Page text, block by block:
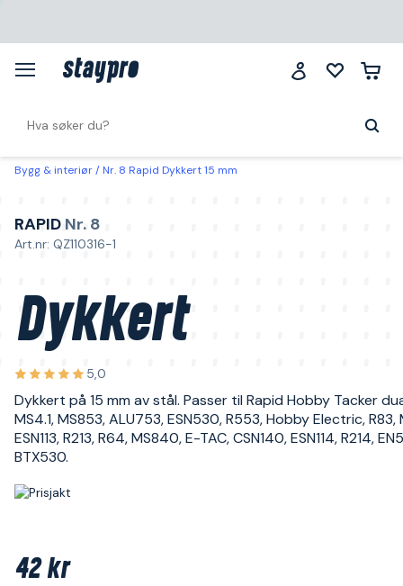
Bygg & interiør Nr. 8 Rapid Dykkert 15 mm
RAPID Nr. 8
Art.nr: QZ110316-1
Dykkert
5,0
Dykkert på 15 mm av stål. Passer til Rapid Hobby Tacker
MS4.1, MS853, ALU753, ESN530, R553, Hobby Electric, R83,
ESN113, R213, R64, MS840, E-TAC, CSN140, ESN114, R214,
BTX530.
42 kr